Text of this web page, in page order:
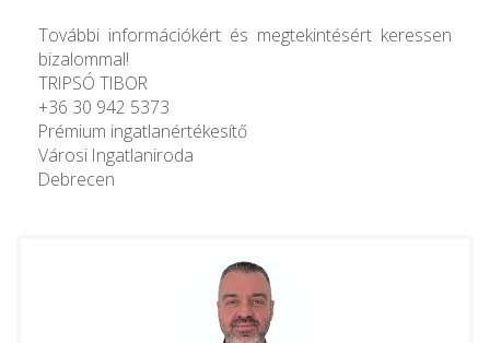
További információkért és megtekintésért keressen
bizalommal!
TRIPSÓ TIBOR
+36 30 942 5373
Prémium ingatlanértékesítő
Városi Ingatlaniroda
Debrecen